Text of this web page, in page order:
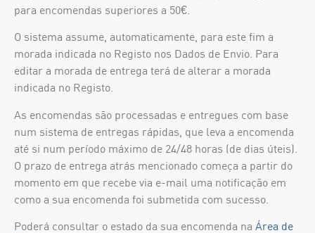
para encomendas superiores a 50€.
O sistema assume, automaticamente, para este fim a
morada indicada no Registo nos Dados de Envio. Para
editar a morada de entrega terá de alterar a morada
indicada no Registo.
As encomendas são processadas e entregues com base
num sistema de entregas rápidas, que leva a encomenda
até si num período máximo de 24/48 horas (de dias úteis).
O prazo de entrega atrás mencionado começa a partir do
momento em que recebe via e-mail uma notificação em
como a sua encomenda foi submetida com sucesso.
Poderá consultar o estado da sua encomenda na Área de